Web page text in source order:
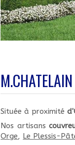
Située à proximité
Nos artisans
Orge, Le Plessis-